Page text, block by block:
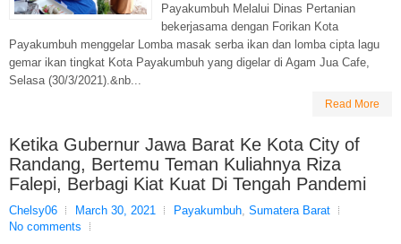
Payakumbuh Melalui Dinas Pertanian
bekerjasama dengan Forikan Kota
Payakumbuh menggelar Lomba masak serba ikan dan lomba cipta lagu
gemar ikan tingkat Kota Payakumbuh yang digelar di Agam Jua Cafe,
Selasa (30/3/2021).&nb...
Read More
Ketika Gubernur Jawa Barat Ke Kota City of
Randang, Bertemu Teman Kuliahnya Riza
Falepi, Berbagi Kiat Kuat Di Tengah Pandemi
Chelsy06 March 30, 2021 Payakumbuh Sumatera Barat
No comments